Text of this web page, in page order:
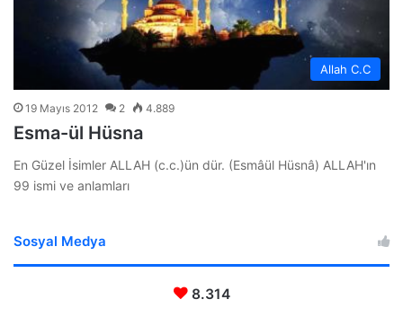
Allah C.C
19 Mayıs 2012 2 4.889
Esma-ül Hüsna
En Güzel İsimler ALLAH (c.c.)ün dür. (Esmâül Hüsnâ) ALLAH'ın
99 ismi ve anlamları
Sosyal Medya
8.314